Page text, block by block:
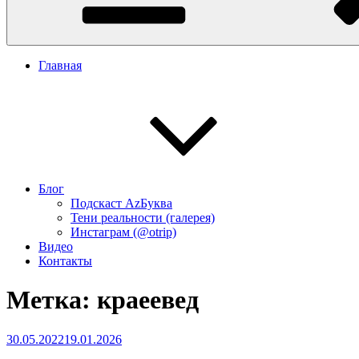
Главная
Блог
Подскаст АzБуква
Тени реальности (галерея)
Инстаграм (@otrip)
Видео
Контакты
Метка: краеевед
Опубликовано
30.05.202219.01.2026